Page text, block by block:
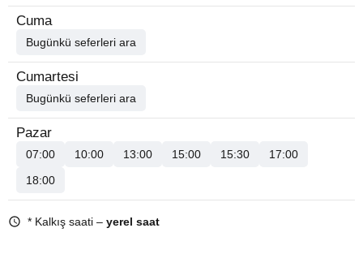
Cuma
Bugünkü seferleri ara
Cumartesi
Bugünkü seferleri ara
Pazar
07:00 10:00 13:00 15:00 15:30
17:00
18:00
* Kalkış saati – yerel saat